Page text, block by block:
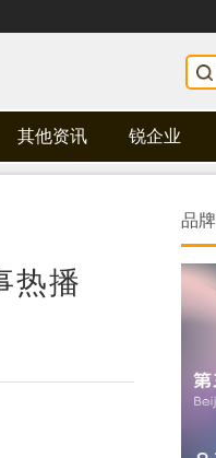
其他资讯 锐企业
热播
品